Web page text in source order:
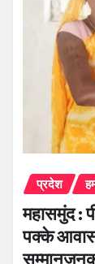
प्रदेश
महासमुंद :
पक्के आवास